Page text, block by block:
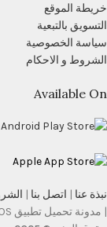
خريطة الموقع
التسويق بالتبعية
سياسة الخصوصية
الشروط و الاحكام
Available On
نبذة عنا | اتصل بنا |
| مدونة تحميل تطبيق IOS | تنزيل تطبيق أندرويد |